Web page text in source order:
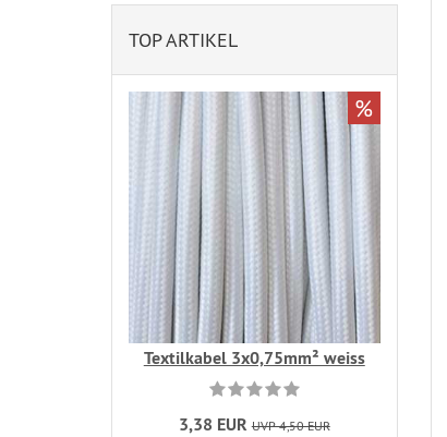
TOP ARTIKEL
Textilkabel 3x0,75mm² weiss
3,38 EUR UVP 4,50 EUR
%